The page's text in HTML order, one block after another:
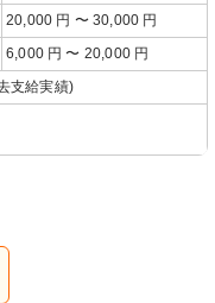
20,000 円 〜 30,000 円
6,000 円 〜 20,000 円
支給実績)